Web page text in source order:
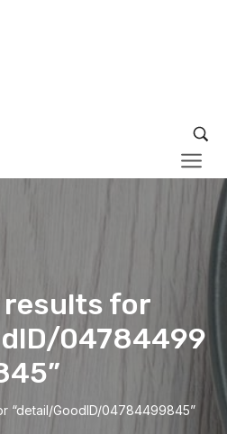
results for
04784499
“detail/GoodID/04784499845”